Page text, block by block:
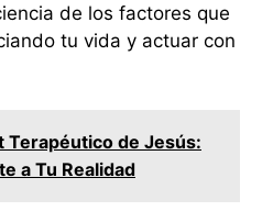
de los factores que
tu vida y actuar con
Terapéutico de Jesús:
a Tu Realidad